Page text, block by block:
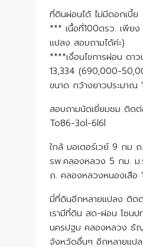
ที่ดินผ่อนได้ ไม่มีดอกเบี้ย
*** เนื้อที่100ตรว. เพีย
แปลง สอบถามได้ค่ะ)
****เงื่อนไขการผ่อน ด
13,334 (690,000-
ขนาด กว้างยาวประมาณ
สอบถามนัดเยี่ยมชม ติด
To86-3ol-6l6l
ใกล้ มอเตอร์เวย์ 9 กม
รพ.คลองหลวง 5 กม. ม
ถ. คลองหลวงหนองเสือ
มี่ที่ดินอีกหลายแปลง ติ
เรามีที่ดิน สด-ผ่อน โซน
นครปฐม คลองหลวง ธั
จังหวัดอื่นๆ อีกหลายแป